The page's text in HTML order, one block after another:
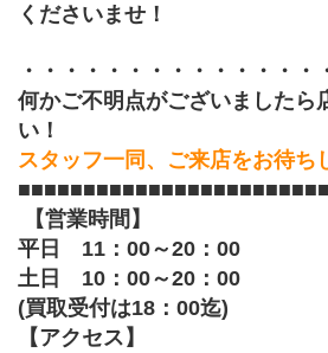
くださいませ！
・・・・・・・・・・・・・・
何かご不明点がございましたら
い！
スタッフ一同、ご来店をお待ち
【営業時間】
平日　11：00～20：00
土日　10：00～20：00
(買取受付は18：00迄)
【アクセス】